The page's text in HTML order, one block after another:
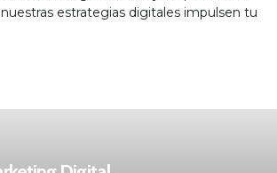
estrategias digitales impulsen tu